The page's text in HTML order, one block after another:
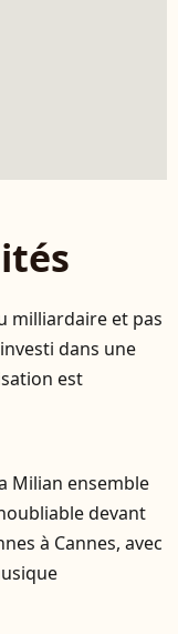
milliardaire et pas
dans une
est
Milian ensemble
devant
à Cannes, avec